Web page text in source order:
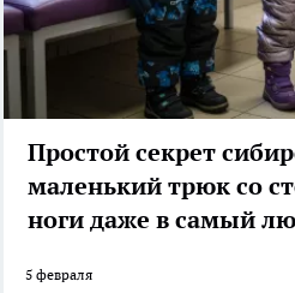
Простой секрет
маленький трюк со
ноги даже в самый
5 февраля